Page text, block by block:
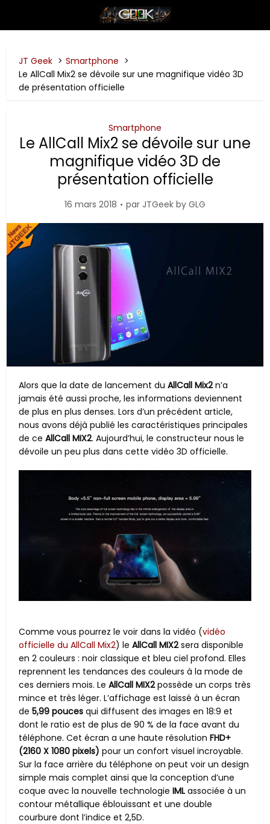
JT Geek
Smartphone
Le AllCall Mix2 se dévoile sur une magnifique vidéo 3D
de présentation officielle
Smartphone
Le AllCall Mix2 se dévoile sur une
magnifique vidéo 3D de
présentation officielle
16 mars 2018 par JTGeek by GLG
Alors que la date de lancement duAllCall Mix2n’a
jamais été aussi proche, les informations deviennent
de plus en plus denses. Lors d’un précédent article,
nous avons déjà publié les caractéristiques principales
de ceAllCall MIX2. Aujourd’hui, le constructeur nous le
dévoile un peu plus dans cette vidéo 3D officielle.
Comme vous pourrez le voir dans la vidéo (vidéo
officielle du AllCall Mix2) leAllCall MIX2sera disponible
en 2 couleurs : noir classique et bleu ciel profond. Elles
reprennent les tendances des couleurs à la mode de
ces derniers mois. LeAllCall MIX2possède un corps très
mince et très léger. L’affichage est laissé à un écran
de5,99 pouces qui diffusent des images en 18:9 et
dont le ratio est de plus de 90 % de la face avant du
téléphone. Cet écran a une haute résolutionFHD+
(2160 X 1080 pixels) pour un confort visuel incroyable.
Sur la face arrière du téléphone on peut voir un design
simple mais complet ainsi que la conception d’une
coque avec la nouvelle technologieIML associée à un
contour métallique éblouissant et une double
courbure dont l’indice et 2,5D.